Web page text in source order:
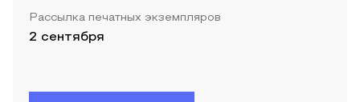
Рассылка печатных экземпляров
2 сентября